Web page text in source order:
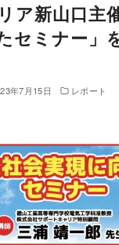
ア新山口主
セミナー」
年7月15日 レポート